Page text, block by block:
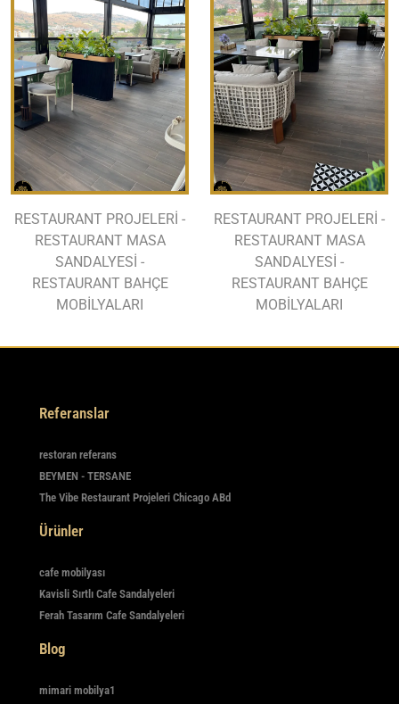
RESTAURANT PROJELERİ -
RESTAURANT MASA
SANDALYESİ -
RESTAURANT BAHÇE
MOBİLYALARI
RESTAURANT PROJELERİ -
RESTAURANT MASA
SANDALYESİ -
RESTAURANT BAHÇE
MOBİLYALARI
Referanslar
restoran referans
BEYMEN - TERSANE
The Vibe Restaurant Projeleri Chicago ABd
Ürünler
cafe mobilyası
Kavisli Sırtlı Cafe Sandalyeleri
Ferah Tasarım Cafe Sandalyeleri
Blog
mimari mobilya1